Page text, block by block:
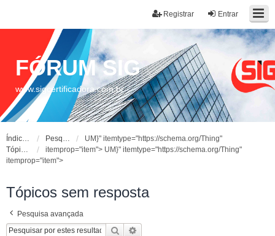
Entrar
Registrar
FÓRUM SIG
www.sigcertificadora.com.br
Índice do fórum Pesquisar
UM}" itemtype="https://schema.org/Thing"
itemprop="item">
Tópicos sem resposta
UM}" itemtype="https://schema.org/Thing"
itemprop="item">
Tópicos sem resposta
Pesquisa avançada
Pesquisar